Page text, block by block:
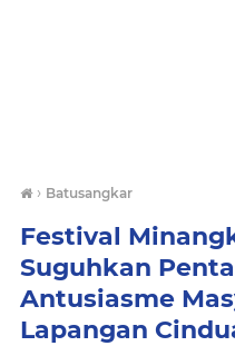
› Batusangkar
Festival
Suguhkan
Antusiasme
Lapangan